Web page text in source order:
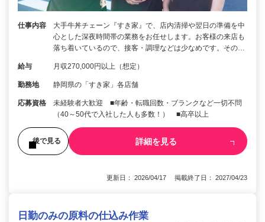
仕事内容
大手牛丼チェーン『すき家』で、店内清掃や翌日の準備を中
心とした深夜時間帯の業務をお任せします。お客様の来店も
落ち着いているので、接客・調理などは少なめです。その…
給与 月収270,000円以上（想定）
勤務地 静岡県の「すき家」各店舗
応募資格
未経験者大歓迎 ■年齢・転職回数・ブランクなど一切不問
（40～50代で入社した人も多数！） ■高卒以上
後で見る 詳細を見る
更新日： 2026/04/17 掲載終了日： 2027/04/23
日勤のみの原料の仕込み作業